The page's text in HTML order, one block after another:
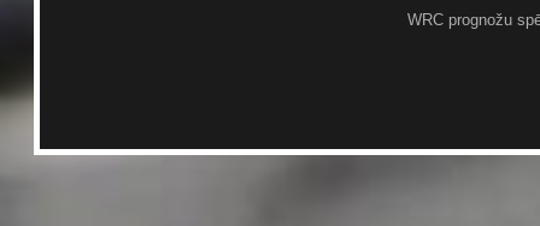
WRC prognožu